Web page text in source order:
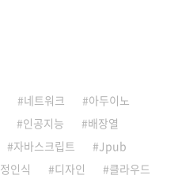
네트워크
아두이노
인공지능
배장열
자바스크립트
Jpub
정인식 디자인
클라우드